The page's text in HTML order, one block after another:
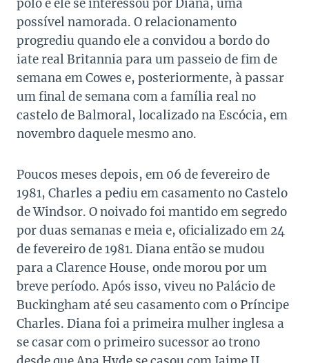
pólo e ele se interessou por Diana, uma
possível namorada. O relacionamento
progrediu quando ele a convidou a bordo do
iate real Britannia para um passeio de fim de
semana em Cowes e, posteriormente, à passar
um final de semana com a família real no
castelo de Balmoral, localizado na Escócia, em
novembro daquele mesmo ano.
Poucos meses depois, em 06 de fevereiro de
1981, Charles a pediu em casamento no Castelo
de Windsor. O noivado foi mantido em segredo
por duas semanas e meia e, oficializado em 24
de fevereiro de 1981. Diana então se mudou
para a Clarence House, onde morou por um
breve período. Após isso, viveu no Palácio de
Buckingham até seu casamento com o Príncipe
Charles. Diana foi a primeira mulher inglesa a
se casar com o primeiro sucessor ao trono